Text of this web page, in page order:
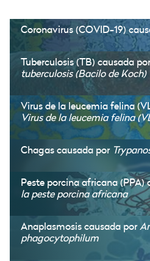
Coronavirus (COVID-19)
Tuberculosis (TB) causada
tuberculosis (Bacilo de Koch)
Virus de la leucemia felina
Virus de la leucemia felina
Chagas causada por
Peste porcina africana
la peste porcina africana
Anaplasmosis causada por
phagocytophilum